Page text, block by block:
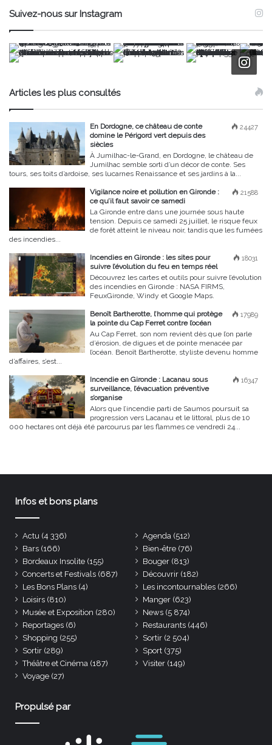
Suivez-nous sur Instagram
Articles les plus consultés
24427
En Dordogne, ce château de conte
domine le Périgord vert depuis des
siècles
À Jumilhac-le-Grand, en Dordogne, le château de
Jumilhac semble sorti d’un décor de conte. Ses
tours, ses toits d’ardoise, ses lucarnes Renaissance et ses jardins à la...
21588
Vigilance noire et pollution en Gironde :
ce qu’il faut savoir ce samedi
La Gironde entre dans une journée sous haute
tension. Depuis ce samedi 25 juillet, le risque feux
de forêt atteint le niveau noir, tandis que les fumées
des incendies...
18031
Incendies en Gironde : les sites pour
suivre l’évolution du feu en temps réel
Découvrez les cartes et outils pour suivre l’évolution
des incendies en Gironde : NASA FIRMS,
FeuxGironde, Windy et Google Maps.
17989
Benoît Bartherotte, l’homme qui protège
la pointe du Cap Ferret contre l’océan
Au Cap Ferret, son nom revient dès que l’on parle
d’érosion, de digues et de pointe menacée par
l’océan. Benoît Bartherotte, styliste devenu homme
d’affaires, s’est...
16347
Incendie en Gironde : Lacanau sous
surveillance, l’évacuation préventive
s’organise
Alors que l’incendie parti de Saumos poursuit sa
progression vers Lacanau et le littoral, plus de 10
000 hectares ont déjà été parcourus par les flammes ce vendredi 24...
Infos et bons plans
Actu (4 336) Agenda (512)
Bars (166) Bien-être (76)
Bordeaux Insolite (155) Bouger (813)
Concerts et Festivals (687) Découvrir (182)
Les Bons Plans (4) Les incontournables (266)
Loisirs (810) Manger (623)
Musée et Exposition (280) News (5 874)
Reportages (6) Restaurants (446)
Shopping (255) Sortir (2 504)
Sortir (289) Sport (375)
Théâtre et Cinéma (187) Visiter (149)
Voyage (27)
Propulsé par